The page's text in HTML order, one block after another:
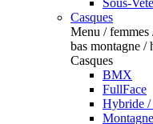
Sous-
Casques
Menu / femmes
bas montagne /
Casques
BMX
FullFace
Hybride /
Montagne